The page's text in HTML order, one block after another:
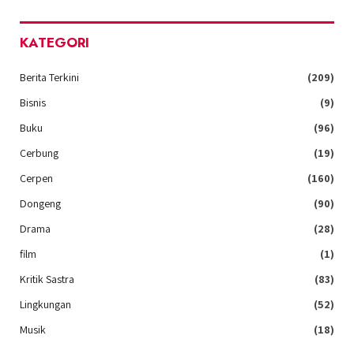
KATEGORI
Berita Terkini
(209)
Bisnis
(9)
Buku
(96)
Cerbung
(19)
Cerpen
(160)
Dongeng
(90)
Drama
(28)
film
(1)
Kritik Sastra
(83)
Lingkungan
(52)
Musik
(18)